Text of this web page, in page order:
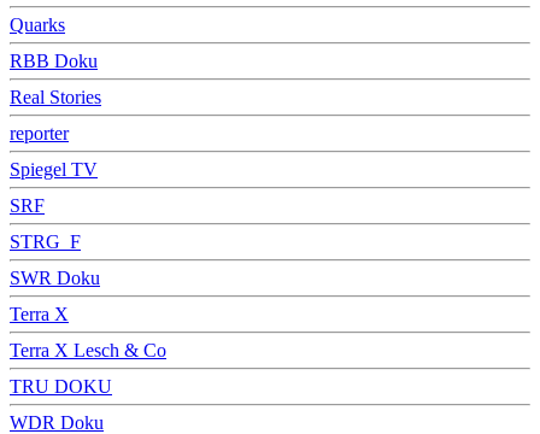
Quarks
RBB Doku
Real Stories
reporter
Spiegel TV
SRF
STRG_F
SWR Doku
Terra X
Terra X Lesch & Co
TRU DOKU
WDR Doku